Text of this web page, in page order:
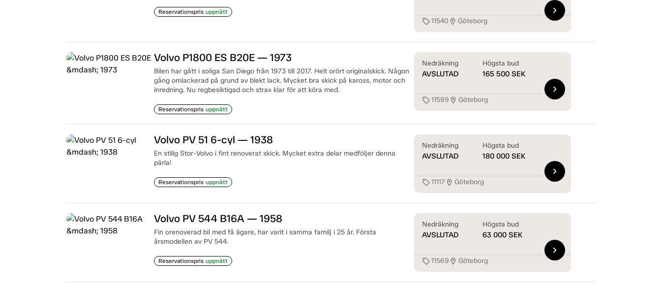
Reservationspris uppnått
sell11540 location_on Göteborg
chevron_right
Volvo P1800 ES B20E — 1973
Bilen har gått i soliga San Diego från 1973 till 2017. Helt orört originalskick. Någon
gång omlackerad på grund av blekt lack. Mycket bra skick på kaross, motor och
inredning. Nu regbesiktigad och strax klar för att köra med.
Reservationspris uppnått
Nedräkning
AVSLUTAD
Högsta bud
165 500 SEK
sell11599 location_on Göteborg
chevron_right
Volvo PV 51 6-cyl — 1938
En stilig Stor-Volvo i fint renoverat skick. Mycket extra delar medföljer denna
pärla!
Reservationspris uppnått
Nedräkning
AVSLUTAD
Högsta bud
180 000 SEK
sell11117location_on Göteborg
chevron_right
Volvo PV 544 B16A — 1958
Fin orenoverad bil med få ägare, har varit i samma familj i 25 år. Första
årsmodellen av PV 544.
Reservationspris uppnått
Nedräkning
AVSLUTAD
Högsta bud
63 000 SEK
sell11569 location_on Göteborg
chevron_right